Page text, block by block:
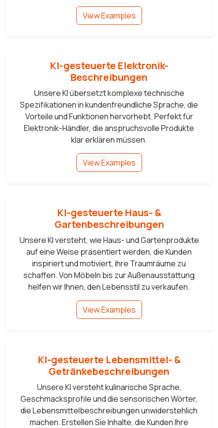
View Examples
KI-gesteuerte Elektronik-
Beschreibungen
Unsere KI übersetzt komplexe technische
Spezifikationen in kundenfreundliche Sprache, die
Vorteile und Funktionen hervorhebt. Perfekt für
Elektronik-Händler, die anspruchsvolle Produkte
klar erklären müssen.
View Examples
KI-gesteuerte Haus- &
Gartenbeschreibungen
Unsere KI versteht, wie Haus- und Gartenprodukte
auf eine Weise präsentiert werden, die Kunden
inspiriert und motiviert, ihre Traumräume zu
schaffen. Von Möbeln bis zur Außenausstattung
helfen wir Ihnen, den Lebensstil zu verkaufen.
View Examples
KI-gesteuerte Lebensmittel- &
Getränkebeschreibungen
Unsere KI versteht kulinarische Sprache,
Geschmacksprofile und die sensorischen Wörter,
die Lebensmittelbeschreibungen unwiderstehlich
machen. Erstellen Sie Inhalte, die Kunden Ihre